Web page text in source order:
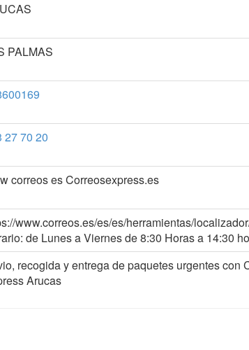
PALMAS
27 70 20
correos es Correosexpress.es
www.correos.es/es/es/herramientas/
de Lunes a Viernes de 8:30 Horas a 14:30
recogida y entrega de paquetes urgentes con
Arucas